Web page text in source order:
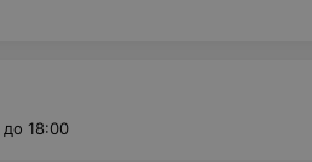
до 18:00